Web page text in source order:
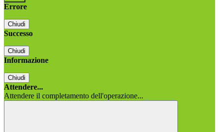
Errore
Chiudi
Successo
Chiudi
Informazione
Chiudi
Attendere...
Attendere il completamento dell'operazione...